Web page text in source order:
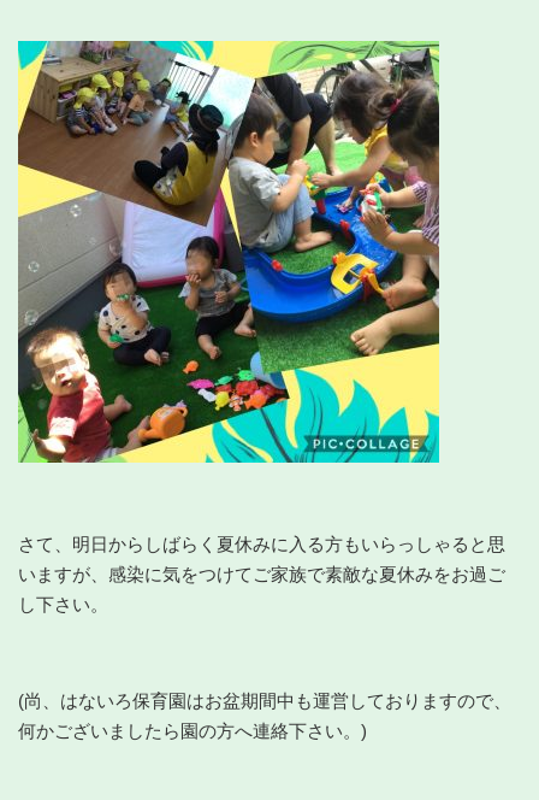
さて、明日からしばらく夏休みに入る方もいらっしゃると思
いますが、感染に気をつけてご家族で素敵な夏休みをお過ご
し下さい。
(尚、はないろ保育園はお盆期間中も運営しておりますので、
何かございましたら園の方へ連絡下さい。)